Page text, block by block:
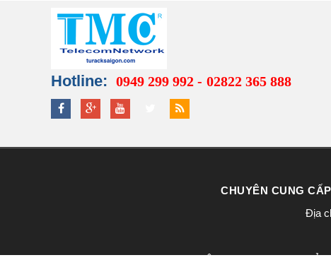
Hotline: 0949 299 992 - 02822 365 888
CHUYÊN CUNG
Địa